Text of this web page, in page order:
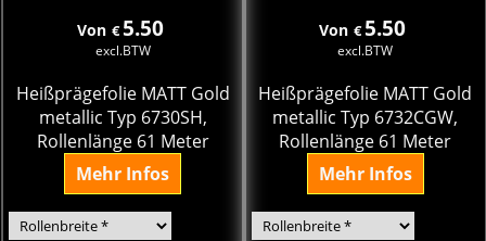
Von € 5.50
excl.BTW
Heißprägefolie MATT Gold
metallic Typ 6730SH,
Rollenlänge 61 Meter
Mehr Infos
Von € 5.50
excl.BTW
Heißprägefolie MATT Gold
metallic Typ 6732CGW,
Rollenlänge 61 Meter
Mehr Infos